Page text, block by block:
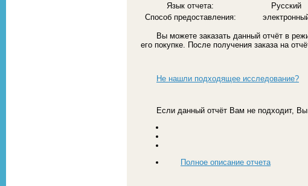
Язык отчета:
Русский
Способ предоставления:
Вы можете заказать данный отчёт в
его покупке. После получения заказа на
Не нашли подходящее исследование?
Если данный отчёт Вам не подходит,
Полное описание отчета